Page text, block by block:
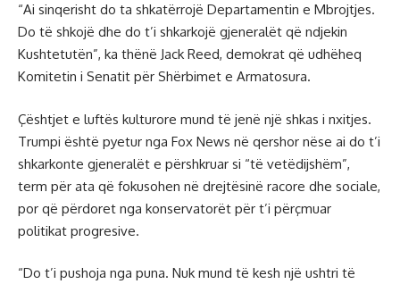
“Ai sinqerisht do ta shkatërrojë Departamentin e Mbrojtjes.
Do të shkojë dhe do t’i shkarkojë gjeneralët që ndjekin
Kushtetutën”, ka thënë Jack Reed, demokrat që udhëheq
Komitetin i Senatit për Shërbimet e Armatosura.
Çështjet e luftës kulturore mund të jenë një shkas i nxitjes.
Trumpi është pyetur nga Fox News në qershor nëse ai do t’i
shkarkonte gjeneralët e përshkruar si “të vetëdijshëm”,
term për ata që fokusohen në drejtësinë racore dhe sociale,
por që përdoret nga konservatorët për t’i përçmuar
politikat progresive.
“Do t’i pushoja nga puna. Nuk mund të kesh një ushtri të